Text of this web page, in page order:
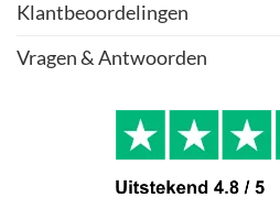
Klantbeoordelingen
Vragen & Antwoorden